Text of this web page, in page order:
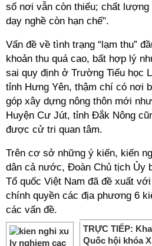
số nơi vẫn còn thiếu; chất lượng
dạy nghề còn hạn chế".
Vấn đề về tình trạng “lạm thu”
khoản thu quá cao, bất hợp lý
sai quy định ở Trường Tiểu học
tỉnh Hưng Yên, thậm chí có nơi
góp xây dựng nông thôn mới
Huyện Cư Jút, tỉnh Đắk Nông
được cử tri quan tâm.
Trên cơ sở những ý kiến, kiến
dân cả nước, Đoàn Chủ tịch Ủy
Tổ quốc Việt Nam đã đề xuất
chính quyền các địa phương 6
các vấn đề.
TRỰC TIẾP:
Quốc hội khóa